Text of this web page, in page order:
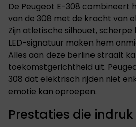
De Peugeot E-308 combineert
van de 308 met de kracht van
Zijn atletische silhouet, scherpe
LED-signatuur maken hem
Alles aan deze berline straalt
toekomstgerichtheid uit.
308 dat elektrisch rijden niet
emotie kan oproepen.
Prestaties die